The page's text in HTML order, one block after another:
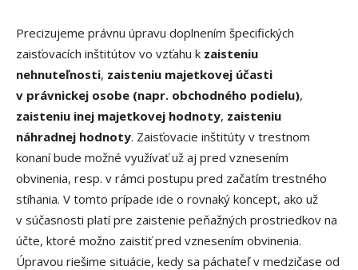
Precizujeme právnu úpravu doplnením špecifických
zaisťovacích inštitútov vo vzťahu k zaisteniu
nehnuteľnosti, zaisteniu majetkovej účasti
v právnickej osobe (napr. obchodného podielu),
zaisteniu inej majetkovej hodnoty, zaisteniu
náhradnej hodnoty. Zaisťovacie inštitúty v trestnom
konaní bude možné využívať už aj pred vznesením
obvinenia, resp. v rámci postupu pred začatím trestného
stíhania. V tomto prípade ide o rovnaký koncept, ako už
v súčasnosti platí pre zaistenie peňažných prostriedkov na
účte, ktoré možno zaistiť pred vznesením obvinenia.
Úpravou riešime situácie, kedy sa páchateľ v medzičase od